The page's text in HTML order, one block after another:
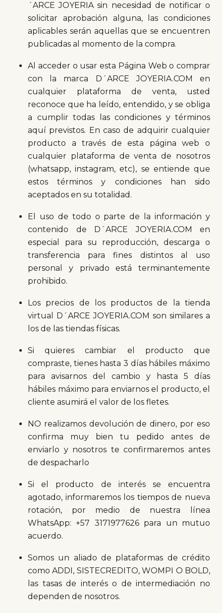
´ARCE JOYERIA sin necesidad de notificar o
solicitar aprobación alguna, las condiciones
aplicables serán aquellas que se encuentren
publicadas al momento de la compra.
Al acceder o usar esta Página Web o comprar
con la marca D´ARCE JOYERIA.COM en
cualquier plataforma de venta, usted
reconoce que ha leído, entendido, y se obliga
a cumplir todas las condiciones y términos
aquí previstos. En caso de adquirir cualquier
producto a través de esta página web o
cualquier plataforma de venta de nosotros
(whatsapp, instagram, etc), se entiende que
estos términos y condiciones han sido
aceptados en su totalidad.
El uso de todo o parte de la información y
contenido de D´ARCE JOYERIA.COM en
especial para su reproducción, descarga o
transferencia para fines distintos al uso
personal y privado está terminantemente
prohibido.
Los precios de los productos de la tienda
virtual D´ARCE JOYERIA.COM son similares a
los de las tiendas físicas.
Si quieres cambiar el producto que
compraste, tienes hasta 3 días hábiles máximo
para avisarnos del cambio y hasta 5 días
hábiles máximo para enviarnos el producto, el
cliente asumirá el valor de los fletes.
NO realizamos devolución de dinero, por eso
confirma muy bien tu pedido antes de
enviarlo y nosotros te confirmaremos antes
de despacharlo
Si el producto de interés se encuentra
agotado, informaremos los tiempos de nueva
rotación, por medio de nuestra línea
WhatsApp: +57 3171977626 para un mutuo
acuerdo.
Somos un aliado de plataformas de crédito
como ADDI, SISTECREDITO, WOMPI O BOLD,
las tasas de interés o de intermediación no
dependen de nosotros.